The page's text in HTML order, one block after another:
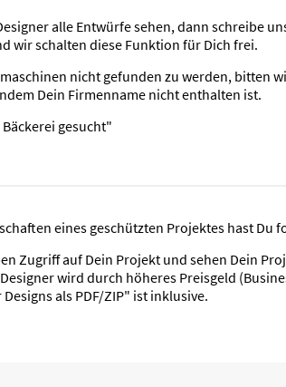
alle Entwürfe sehen, dann schreibe
wir schalten diese Funktion für Dich frei.
nicht gefunden zu werden, bitten
Dein Firmenname nicht enthalten ist.
gesucht"
eines geschützten Projektes hast Du
Zugriff auf Dein Projekt und sehen Dein
wird durch höheres Preisgeld
als PDF/ZIP" ist inklusive.